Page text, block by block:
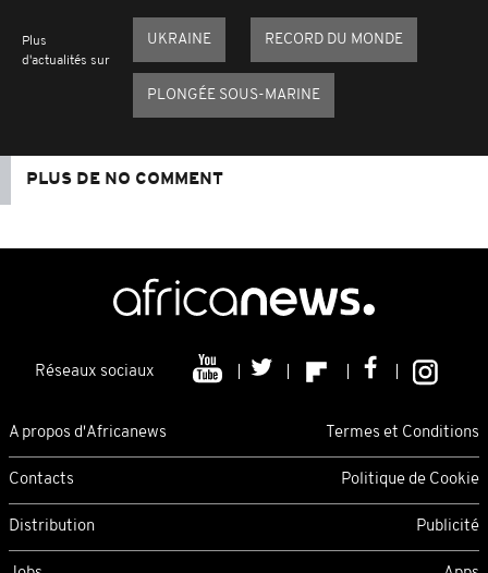
Plus
d'actualités sur
UKRAINE RECORD DU MONDE
PLONGÉE SOUS-MARINE
PLUS DE NO COMMENT
Réseaux sociaux
A propos d'Africanews Termes et Conditions
Contacts Politique de Cookie
Distribution Publicité